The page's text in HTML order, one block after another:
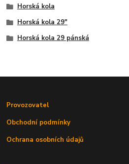
Horská kola
Horská kola 29"
Horská kola 29 pánská
Provozovatel
Obchodní podmínky
Ochrana osobních údajů